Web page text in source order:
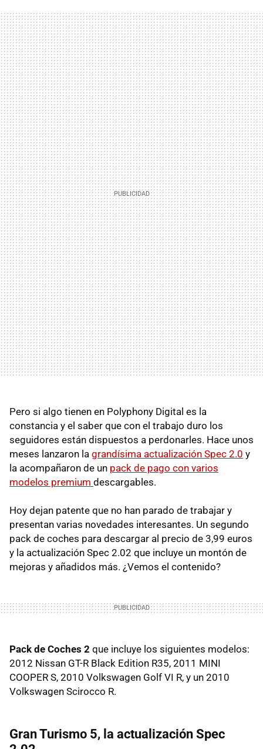
Pero si algo tienen en Polyphony Digital es la
constancia y el saber que con el trabajo duro los
seguidores están dispuestos a perdonarles. Hace unos
meses lanzaron la grandísima actualización Spec 2.0 y
la acompañaron de un pack de pago con varios
modelos premium descargables.
Hoy dejan patente que no han parado de trabajar y
presentan varias novedades interesantes. Un segundo
pack de coches para descargar al precio de 3,99 euros
y la actualización Spec 2.02 que incluye un montón de
mejoras y añadidos más. ¿Vemos el contenido?
Pack de Coches 2 que incluye los siguientes modelos:
2012 Nissan GT-R Black Edition R35, 2011 MINI
COOPER S, 2010 Volkswagen Golf VI R, y un 2010
Volkswagen Scirocco R.
Gran Turismo 5, la actualización Spec